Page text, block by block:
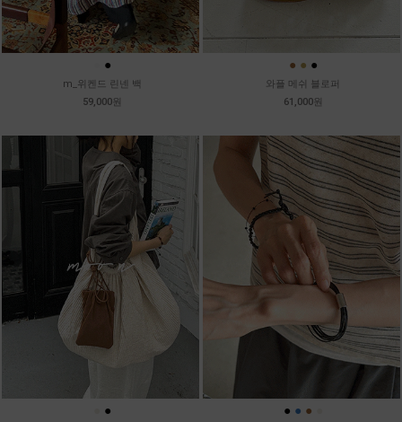
●
m_위켄드 린넨 백
59,000원
● ● ●
와플 메쉬 블로퍼
61,000원
● ● ● ●